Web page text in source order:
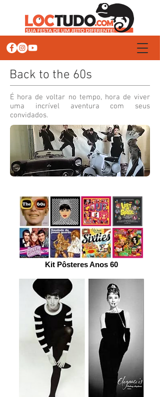
Back to the 60s
​É hora de voltar no tempo, hora de viver
uma incrível aventura com seus
convidados.
Kit Pôsteres Anos 60